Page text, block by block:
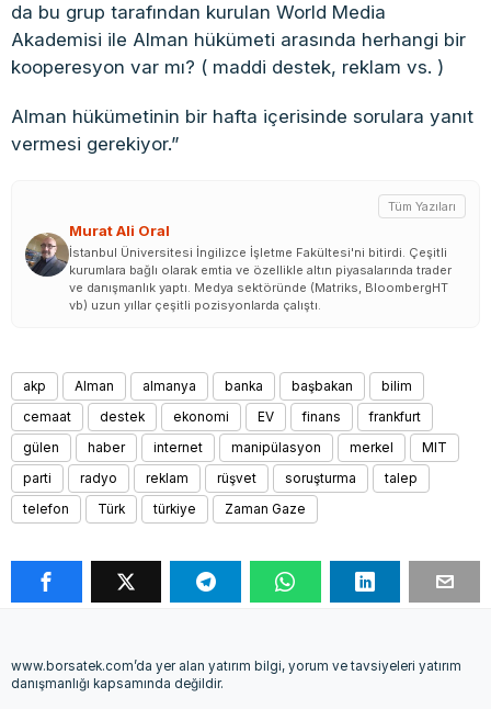
da bu grup tarafından kurulan World Media
Akademisi ile Alman hükümeti arasında herhangi bir
kooperesyon var mı? ( maddi destek, reklam vs. )
Alman hükümetinin bir hafta içerisinde sorulara yanıt
vermesi gerekiyor.”
Murat Ali Oral
Tüm Yazıları
İstanbul Üniversitesi İngilizce İşletme Fakültesi'ni bitirdi. Çeşitli
kurumlara bağlı olarak emtia ve özellikle altın piyasalarında trader
ve danışmanlık yaptı. Medya sektöründe (Matriks, BloombergHT
vb) uzun yıllar çeşitli pozisyonlarda çalıştı.
akp Alman almanya banka başbakan
bilim
cemaat
destek ekonomi EV finans
frankfurt
gülen
haber internet manipülasyon merkel
MIT
parti
radyo reklam rüşvet soruşturma
talep
telefon
Türk türkiye Zaman Gaze
www.borsatek.com’da yer alan yatırım bilgi, yorum ve tavsiyeleri yatırım
danışmanlığı kapsamında değildir.